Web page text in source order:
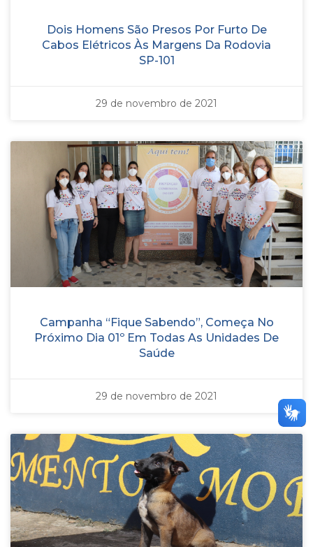
Dois Homens São Presos Por Furto De
Cabos Elétricos Às Margens Da Rodovia
SP-101
29 de novembro de 2021
Campanha “Fique Sabendo”, Começa No
Próximo Dia 01º Em Todas As Unidades De
Saúde
29 de novembro de 2021